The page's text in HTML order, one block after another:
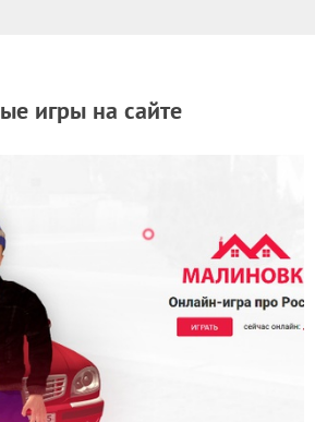
игры на сайте